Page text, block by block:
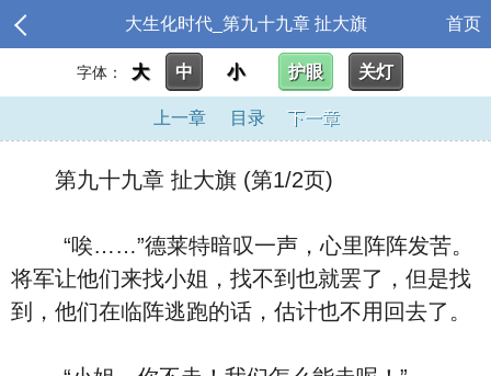
大生化时代_第九十九章 扯大旗 首页
字体： 大 中 小 护眼 关灯
上一章 目录 下一章
第九十九章 扯大旗 (第1/2页)
“唉……”德莱特暗叹一声，心里阵阵发苦。
将军让他们来找小姐，找不到也就罢了，但是找
到，他们在临阵逃跑的话，估计也不用回去了。